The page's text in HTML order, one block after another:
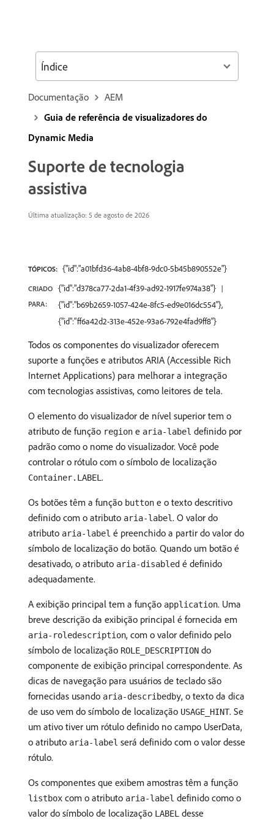
Documentação
AEM
Guia de referência de visualizadores do
Dynamic Media
Suporte de tecnologia
assistiva
Última atualização: 5 de agosto de 2026
TÓPICOS: {"id":"a01bfd36-4ab8-4bf8-9dc0-5b45b890552e"}
CRIADO
PARA:
{"id":"d378ca77-2da1-4f39-ad92-1917fe974a38"}
{"id":"b69b2659-1057-424e-8fc5-ed9e016dc554"},
{"id":"ff6a42d2-313e-452e-93a6-792e4fad9ff8"}
Todos os componentes do visualizador oferecem
suporte a funções e atributos ARIA (Accessible Rich
Internet Applications) para melhorar a integração
com tecnologias assistivas, como leitores de tela.
O elemento do visualizador de nível superior tem o
atributo de função region e aria-label definido por
padrão como o nome do visualizador. Você pode
controlar o rótulo com o símbolo de localização
Container.LABEL .
Os botões têm a função button e o texto descritivo
definido com o atributo aria-label. O valor do
atributo aria-label é preenchido a partir do valor do
símbolo de localização do botão. Quando um botão é
desativado, o atributo aria-disabled é definido
adequadamente.
A exibição principal tem a função application. Uma
breve descrição da exibição principal é fornecida em
aria-roledescription, com o valor definido pelo
símbolo de localização ROLE_DESCRIPTION do
componente de exibição principal correspondente. As
dicas de navegação para usuários de teclado são
fornecidas usando aria-describedby, o texto da dica
de uso vem do símbolo de localização USAGE_HINT. Se
um ativo tiver um rótulo definido no campo UserData,
o atributo aria-label será definido com o valor desse
rótulo.
Os componentes que exibem amostras têm a função
listbox com o atributo aria-label definido como o
valor do símbolo de localização LABEL desse
Índice